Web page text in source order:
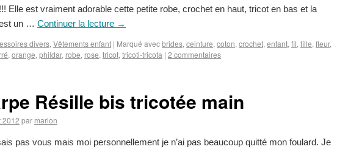
Elle est vraiment adorable cette petite robe, crochet en haut, tricot en bas et la
un … Continuer la lecture →
divers, Vêtements enfant | Marqué avecbrides, ceinture, coton, crochet, enfant, fil, fille, fleur,
, orange, phildar, robe, rose, tricot, tricoti-tricota | 2 commentaires
Résille bis tricotée main
2012 par marion
pas vous mais moi personnellement je n’ai pas beaucoup quitté mon foulard. Je